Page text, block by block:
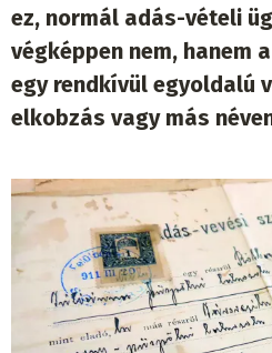
ez, normál adás-vételi
végképpen nem, hanem
egy rendkívül egyoldalú
elkobzás vagy más